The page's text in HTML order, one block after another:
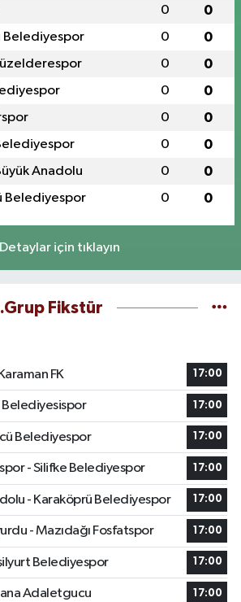
0 0
Belediyespor 0 0
0 0
0 0
0 0
0 0
Anadolu 0 0
Belediyespor 0 0
Detaylar için tıklayın
Fikstür
FK
17:00
17:00
Belediyespor 17:00
- Silifke Belediyespor 17:00
- Karaköprü Belediyespor 17:00
- Mazıdağı Fosfatspor 17:00
Belediyespor 17:00
Adaletgucu 17:00